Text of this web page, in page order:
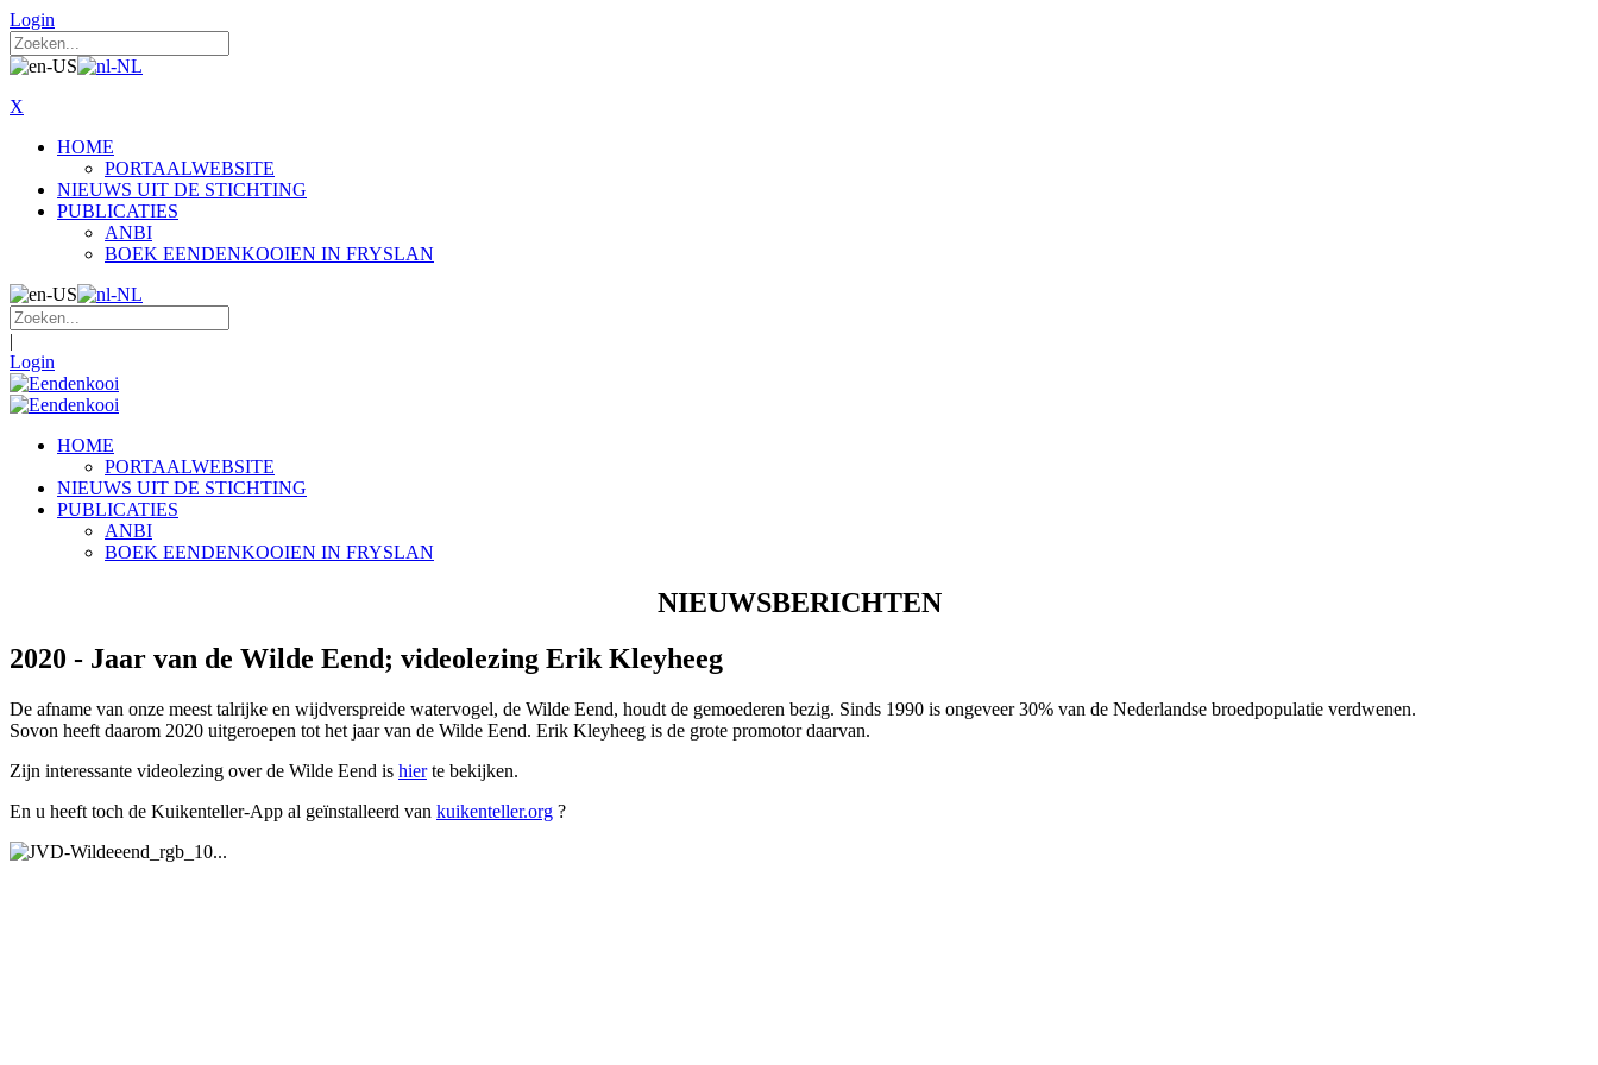
Login
X
HOME
PORTAALWEBSITE
NIEUWS UIT DE STICHTING
PUBLICATIES
ANBI
BOEK EENDENKOOIEN IN FRYSLAN
|
Login
HOME
PORTAALWEBSITE
NIEUWS UIT DE STICHTING
PUBLICATIES
ANBI
BOEK EENDENKOOIEN IN FRYSLAN
NIEUWSBERICHTEN
2020 - Jaar van de Wilde Eend; videolezing Erik Kleyheeg
De afname van onze meest talrijke en wijdverspreide watervogel, de Wilde Eend, houdt de gemoederen bezig. Sinds 1990 is ongeveer 30% van de Nederlandse broedpopulatie verdwenen.
Sovon heeft daarom 2020 uitgeroepen tot het jaar van de Wilde Eend. Erik Kleyheeg is de grote promotor daarvan.
Zijn interessante videolezing over de Wilde Eend is hierte bekijken.
En u heeft toch de Kuikenteller-App al geïnstalleerd van kuikenteller.org ?